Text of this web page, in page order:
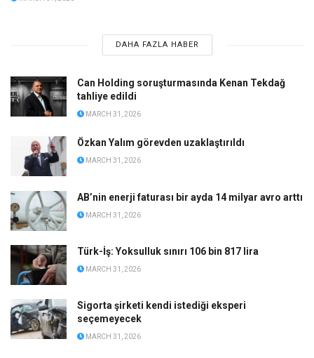
DAHA FAZLA HABER
Can Holding soruşturmasında Kenan Tekdağ
tahliye edildi
MARCH 31, 2026
Özkan Yalım görevden uzaklaştırıldı
MARCH 31, 2026
AB’nin enerji faturası bir ayda 14 milyar avro arttı
MARCH 31, 2026
Türk-İş: Yoksulluk sınırı 106 bin 817 lira
MARCH 31, 2026
Sigorta şirketi kendi istediği eksperi
seçemeyecek
MARCH 31, 2026